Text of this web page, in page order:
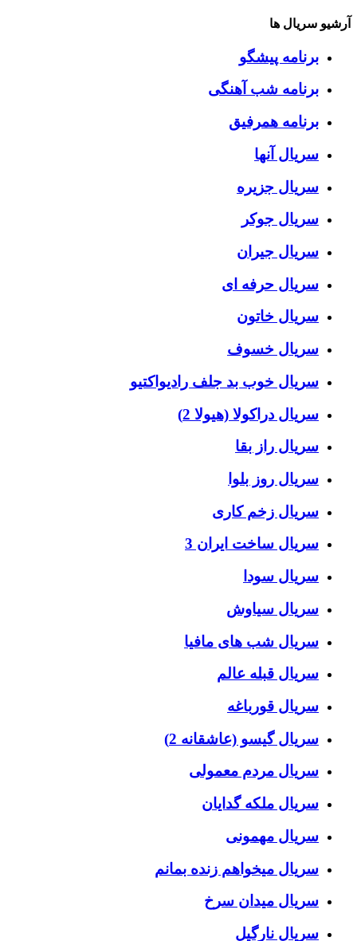
آرشیو سریال ها
برنامه پیشگو
برنامه شب آهنگی
برنامه همرفیق
سریال آنها
سریال جزیره
سریال جوکر
سریال جیران
سریال حرفه ای
سریال خاتون
سریال خسوف
سریال خوب بد جلف رادیواکتیو
سریال دراکولا (هیولا 2)
سریال راز بقا
سریال روز بلوا
سریال زخم کاری
سریال ساخت ایران 3
سریال سودا
سریال سیاوش
سریال شب های مافیا
سریال قبله عالم
سریال قورباغه
سریال گیسو (عاشقانه 2)
سریال مردم معمولی
سریال ملکه گدایان
سریال مهمونی
سریال میخواهم زنده بمانم
سریال میدان سرخ
سریال نارگیل